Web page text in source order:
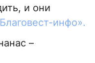
и они
инфо».
–